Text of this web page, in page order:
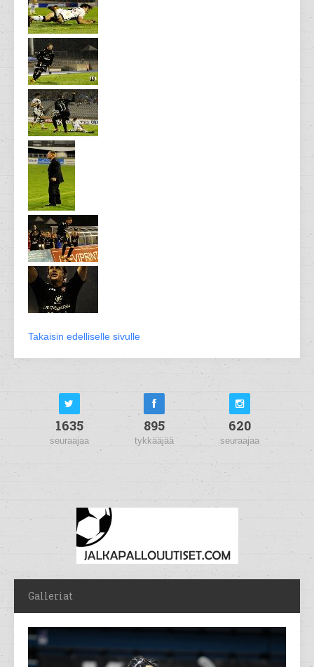
Takaisin edelliselle sivulle
1635
seuraajaa
895
tykkääjää
620
seuraajaa
Galleriat